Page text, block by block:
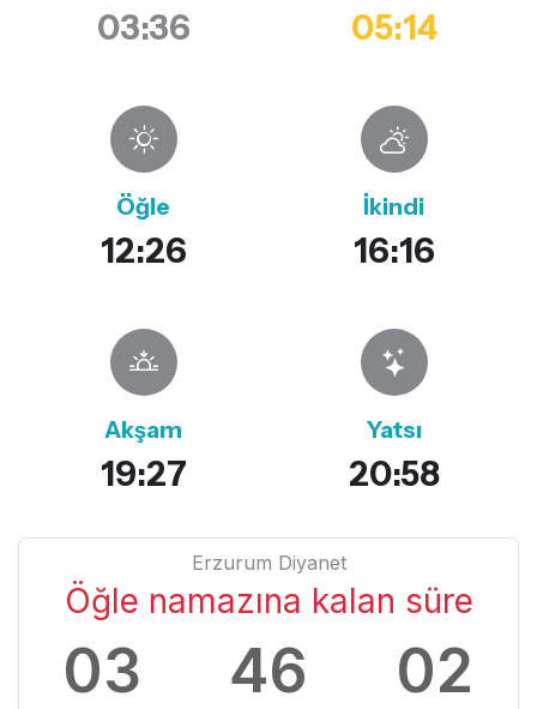
03:36 05:14
Öğle
12:26
İkindi
16:16
Akşam
19:27
Yatsı
20:58
Erzurum Diyanet
Öğle namazına kalan süre
03 46 01